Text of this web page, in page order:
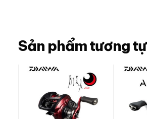
Sản phẩm tương tự